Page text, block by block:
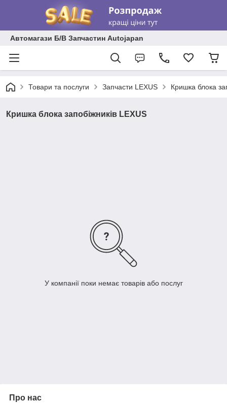
Автомагази Б/В Запчастин Autojapan
Товари та послуги Запчасти LEXUS Кришка блока
Кришка блока запобіжників LEXUS
У компанії поки немає товарів або послуг
Про нас